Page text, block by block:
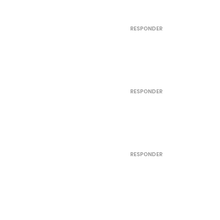
RESPONDER
RESPONDER
RESPONDER